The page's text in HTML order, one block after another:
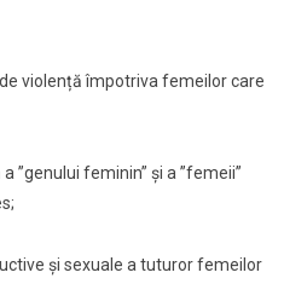
violență împotriva femeilor care
”genului feminin” şi a ”femeii”
şi sexuale a tuturor femeilor